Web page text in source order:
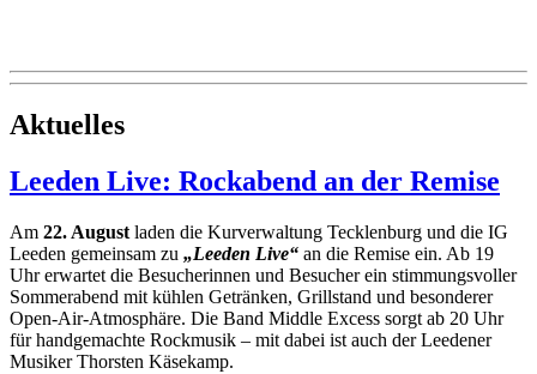
Aktuelles
Leeden Live: Rockabend an der Remise
Am 22. August laden die Kurverwaltung Tecklenburg und die IG
Leeden gemeinsam zu „Leeden Live“ an die Remise ein. Ab 19
Uhr erwartet die Besucherinnen und Besucher ein stimmungsvoller
Sommerabend mit kühlen Getränken, Grillstand und besonderer
Open-Air-Atmosphäre. Die Band Middle Excess sorgt ab 20 Uhr
für handgemachte Rockmusik – mit dabei ist auch der Leedener
Musiker Thorsten Käsekamp.